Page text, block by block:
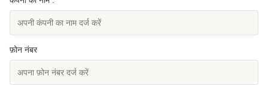
फ़ोन नंबर